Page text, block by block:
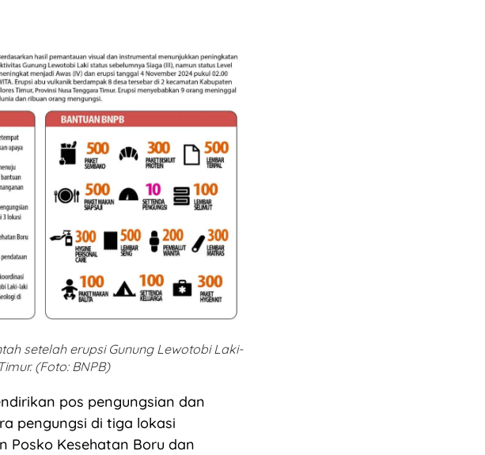
setelah erupsi Gunung Lewotobi Laki-
(Foto: BNPB)
pos pengungsian dan
pengungsi di tiga lokasi
Posko Kesehatan Boru dan